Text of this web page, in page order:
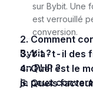
sur Bybit. Une
est verrouillé
conversion.
2. Comment convertir des HTX en PHP sur
Bybit ?
3. Y a-t-il des frais pour convertir des HTX
en PHP ?
4. Quel est le montant minimum de HTX que
je peux
5. Quels facteurs influencent le taux de